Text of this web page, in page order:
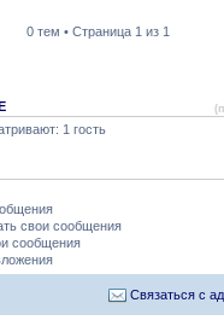
0 тем • Страница 1 из 1
1 гость
свои сообщения
сообщения
Связаться с